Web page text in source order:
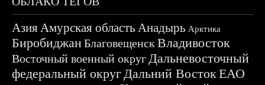
АзияАмурская область Анадырь Арктика
БиробиджанБлаговещенскВладивосток
Восточный военный округДальневосточный
федеральный округДальний ВостокЕАО